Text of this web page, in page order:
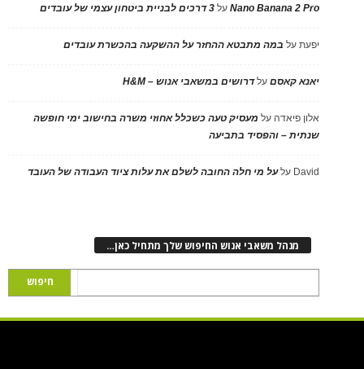
Nano Banana 2 Proעל 3 דרכים לבניית ביטחון עצמי של עובדים
יפעתעל במה מתבטא ההחזר על ההשקעה בהכשרת עובדים
יאנא קאסםעלדרושים במשאבי אנוש – H&M
אלון פיאדה על מעסיק טעה כשכלל אחוזי משרה בחישוב ימי חופשה
שנתית – והפסיד בתביעה
David עלעל מי חלה החובה לשלם את עלות ציוד העבודה של העובד
מנהל משאבי אנוש החיפוש שלך מתחיל כאן…